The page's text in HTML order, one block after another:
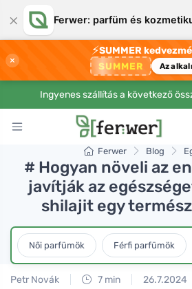
× Ferwer: parfüm és
×
⚡SUMMER
SUMMER Az
Ingyenes szállítás a következő
Ferwer Blog
# Hogyan növeli az
javítják az
shilajit egy
Női parfümök Férfi parfümök
Petr Novák 7 min 26.7.2024